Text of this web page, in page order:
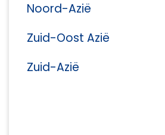
Noord-Azië
Zuid-Oost Azië
Zuid-Azië